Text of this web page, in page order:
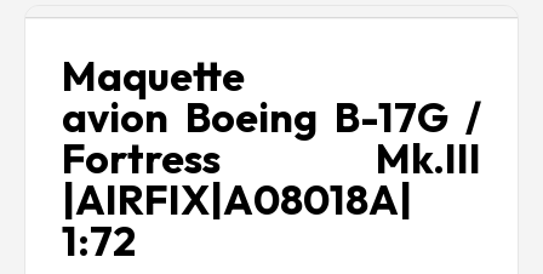
Maquette
avion Boeing B-17G /
Fortress Mk.III
|AIRFIX|A08018A|
1:72